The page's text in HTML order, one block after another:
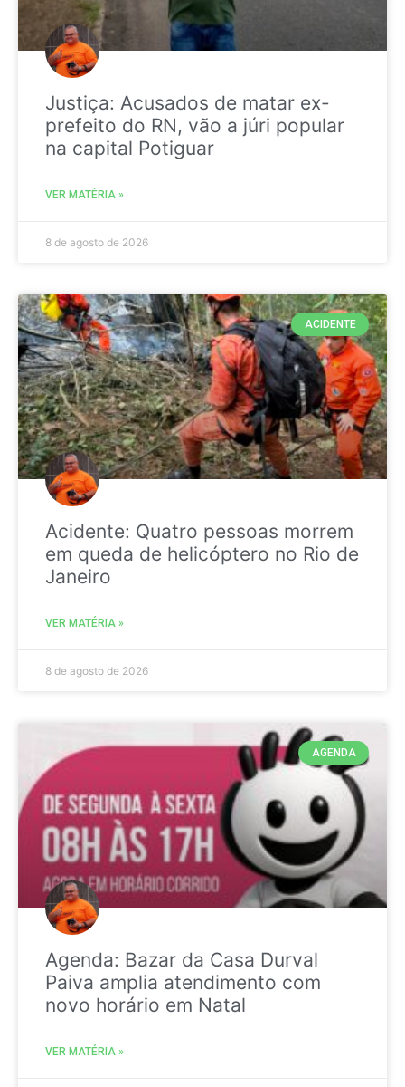
Justiça: Acusados de matar ex-
prefeito do RN, vão a júri popular
na capital Potiguar
VER MATÉRIA »
8 de agosto de 2026
ACIDENTE
Acidente: Quatro pessoas morrem
em queda de helicóptero no Rio de
Janeiro
VER MATÉRIA »
8 de agosto de 2026
AGENDA
Agenda: Bazar da Casa Durval
Paiva amplia atendimento com
novo horário em Natal
VER MATÉRIA »